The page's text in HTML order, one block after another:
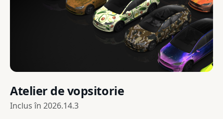
Atelier de vopsitorie
Inclus în 2026.14.3